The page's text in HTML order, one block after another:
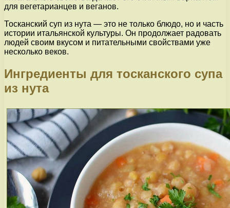
для вегетарианцев и веганов.
Тосканский суп из нута — это не только блюдо, но и часть
истории итальянской культуры. Он продолжает радовать
людей своим вкусом и питательными свойствами уже
несколько веков.
Ингредиенты для тосканского супа
из нута